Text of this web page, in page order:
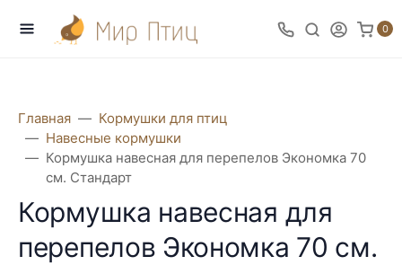
0
Главная
Кормушки для птиц
Навесные кормушки
Кормушка навесная для перепелов Экономка 70
см. Стандарт
Кормушка навесная для
перепелов Экономка 70 см.